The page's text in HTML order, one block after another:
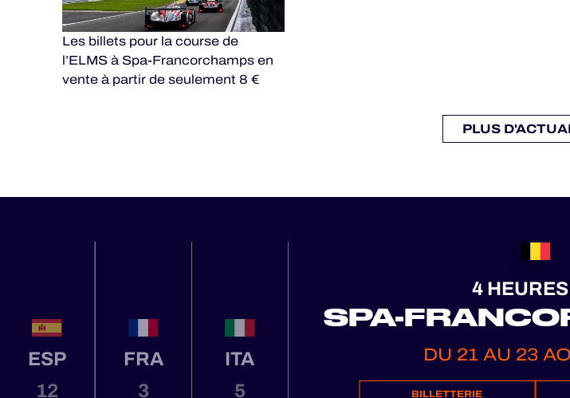
Les billets pour la course de
l’ELMS à Spa-Francorchamps en
vente à partir de seulement 8 €
PLUS
ESP
12
FRA
3
ITA
5
4
SPA-
DU 21 AU 23
BILLETTERIE